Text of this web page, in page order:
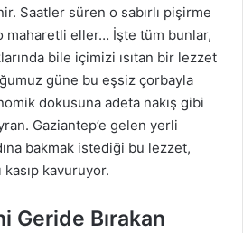
Saatler süren o sabırlı pişirme
maharetli eller… İşte tüm bunlar,
bile içimizi ısıtan bir lezzet
güne bu eşsiz çorbayla
dokusuna adeta nakış gibi
Gaziantep’e gelen yerli
bakmak istediği bu lezzet,
kavuruyor.
Geride Bırakan